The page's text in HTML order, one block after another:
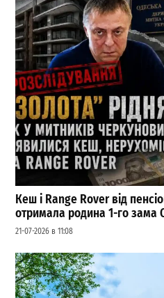
Кеш і Range Rover від
отримала родина 1-го зама
21-07-2026 в 11:08